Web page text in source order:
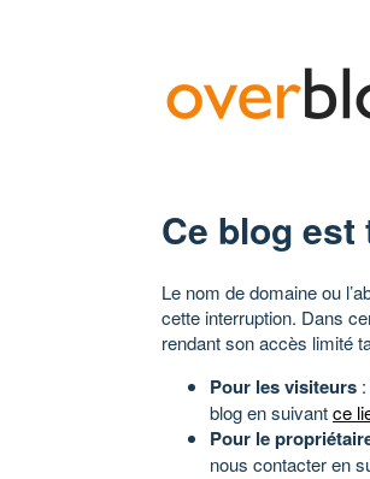
Ce blog
Le nom de domaine ou
cette interruption. Dans
rendant son accès limité
Pour les visiteurs
blog en suivantce
Pour le
nous contacter en